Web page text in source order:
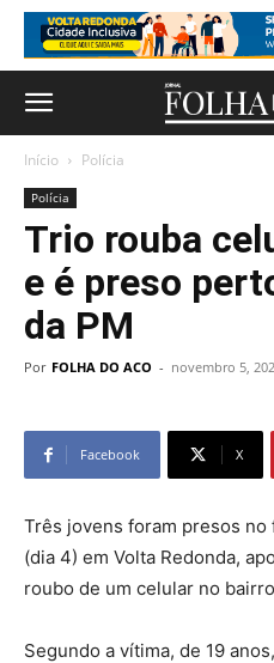
Início Polícia
Polícia
Trio rouba
e é preso
da PM
Por FOLHA DO ACO - novembro 5,
Facebook X
Três jovens foram presos
(dia 4) em Volta Redonda,
roubo de um celular no
Segundo a vítima, de 19